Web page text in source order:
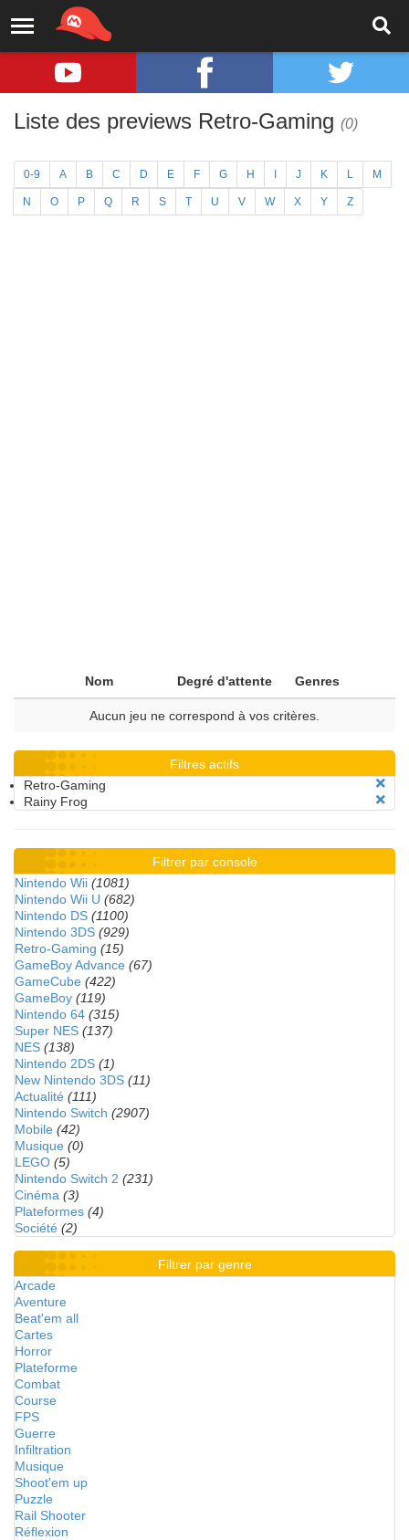
Liste des previews Retro-Gaming (0)
0-9 A B C D E F G H J K L M
N O P Q R S T U V W X Y Z
Nom Degré d'attente Genres
Aucun jeu ne correspond à vos critères.
Filtres actifs
Retro-Gaming
Rainy Frog
Filtrer par console
Nintendo Wii (1081)
Nintendo Wii U (682)
Nintendo DS (1100)
Nintendo 3DS (929)
Retro-Gaming (15)
GameBoy Advance (67)
GameCube (422)
GameBoy (119)
Nintendo 64 (315)
Super NES (137)
NES (138)
Nintendo 2DS (1)
New Nintendo 3DS (11)
Actualité (111)
Nintendo Switch (2907)
Mobile (42)
Musique (0)
LEGO (5)
Nintendo Switch 2 (231)
Cinéma (3)
Plateformes (4)
Société (2)
Filtrer par genre
Arcade
Aventure
Beat'em all
Cartes
Horror
Plateforme
Combat
Course
FPS
Guerre
Infiltration
Musique
Shoot'em up
Puzzle
Rail Shooter
Réflexion